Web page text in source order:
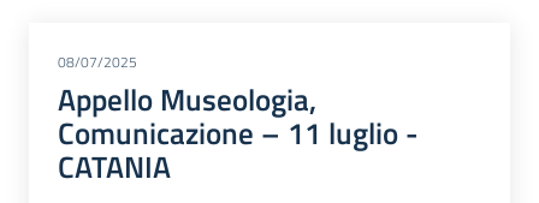
08/07/2025
Appello Museologia,
Comunicazione – 11 luglio -
CATANIA